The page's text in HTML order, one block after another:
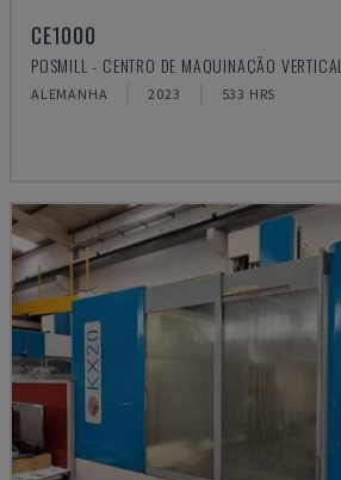
CE1000
POSMILL - CENTRO DE MAQUINAÇÃO VERTICAL
ALEMANHA 2023 533 HRS